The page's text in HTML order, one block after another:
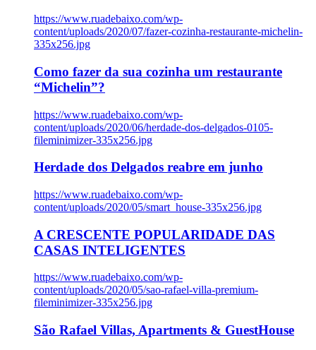
https://www.ruadebaixo.com/wp-
content/uploads/2020/07/fazer-cozinha-restaurante-michelin-
335x256.jpg
Como fazer da sua cozinha um restaurante
“Michelin”?
https://www.ruadebaixo.com/wp-
content/uploads/2020/06/herdade-dos-delgados-0105-
fileminimizer-335x256.jpg
Herdade dos Delgados reabre em junho
https://www.ruadebaixo.com/wp-
content/uploads/2020/05/smart_house-335x256.jpg
A CRESCENTE POPULARIDADE DAS
CASAS INTELIGENTES
https://www.ruadebaixo.com/wp-
content/uploads/2020/05/sao-rafael-villa-premium-
fileminimizer-335x256.jpg
São Rafael Villas, Apartments & GuestHouse